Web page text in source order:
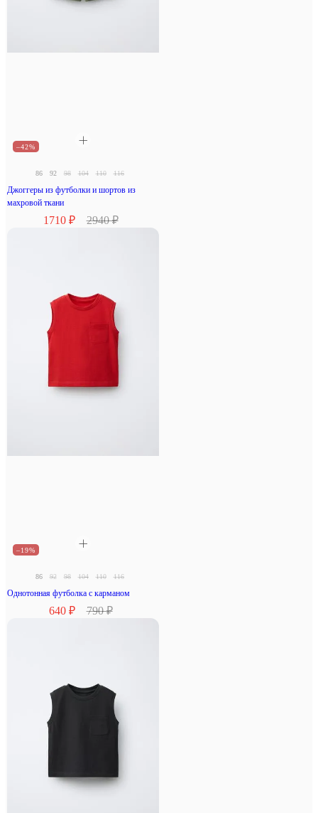
–42%
86 92 98 104 110 116
Джоггеры из футболки и шортов из
махровой ткани
1710 ₽ 2940 ₽
–19%
86 92 98 104 110 116
Однотонная футболка с карманом
640 ₽ 790 ₽